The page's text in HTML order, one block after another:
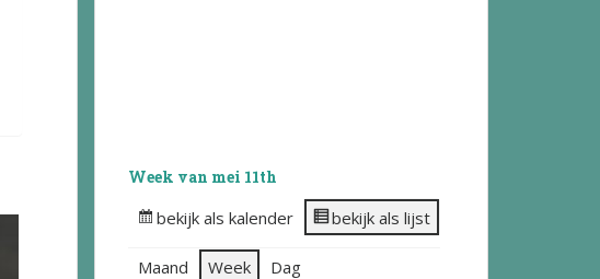
Week van mei 11th
bekijk als kalender bekijk als lijst
Maand Week Dag